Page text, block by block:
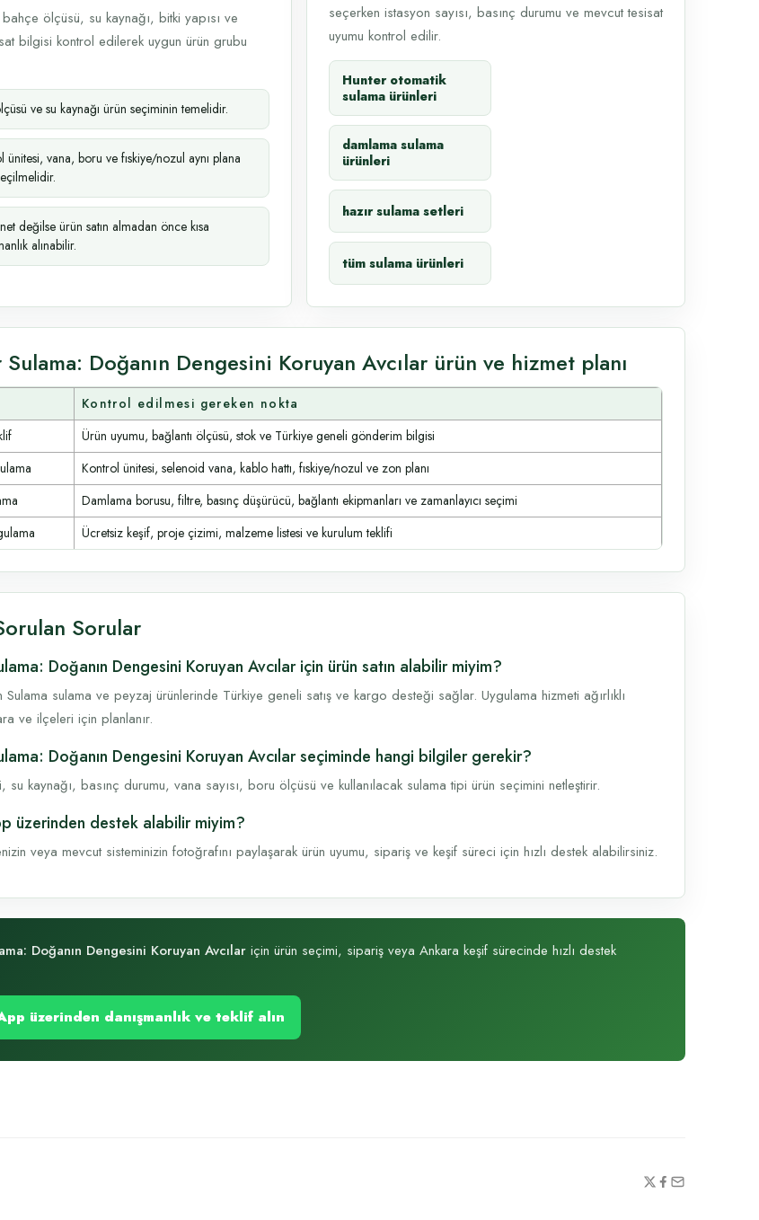
ölçüsü, su kaynağı, bitki yapısı ve
bilgisi kontrol edilerek uygun ürün grubu
ve su kaynağı ürün seçiminin temelidir.
ünitesi, vana, boru ve fıskiye/nozul aynı plana
değilse ürün satın almadan önce kısa
alınabilir.
seçerken istasyon sayısı, basınç durumu ve mevcut tesisat
uyumu kontrol edilir.
Hunter otomatik
sulama ürünleri
damlama sulama
ürünleri
hazır sulama setleri
tüm sulama ürünleri
Doğanın Dengesini Koruyan Avcılar ürün ve hizmet planı
Kontrol edilmesi gereken nokta
Ürün uyumu, bağlantı ölçüsü, stok ve Türkiye geneli gönderim bilgisi
Kontrol ünitesi, selenoid vana, kablo hattı, fıskiye/nozul ve zon planı
Damlama borusu, filtre, basınç düşürücü, bağlantı ekipmanları ve zamanlayıcı seçimi
Ücretsiz keşif, proje çizimi, malzeme listesi ve kurulum teklifi
Sorular
Doğanın Dengesini Koruyan Avcılar için ürün satın alabilir miyim?
Sulama sulama ve peyzaj ürünlerinde Türkiye geneli satış ve kargo desteği sağlar. Uygulama hizmeti ağırlıklı
ve ilçeleri için planlanır.
Doğanın Dengesini Koruyan Avcılar seçiminde hangi bilgiler gerekir?
su kaynağı, basınç durumu, vana sayısı, boru ölçüsü ve kullanılacak sulama tipi ürün seçimini netleştirir.
üzerinden destek alabilir miyim?
veya mevcut sisteminizin fotoğrafını paylaşarak ürün uyumu, sipariş ve keşif süreci için hızlı destek alabilirsiniz.
Doğanın Dengesini Koruyan Avcılar için ürün seçimi, sipariş veya Ankara keşif sürecinde hızlı destek
üzerinden danışmanlık ve teklif alın